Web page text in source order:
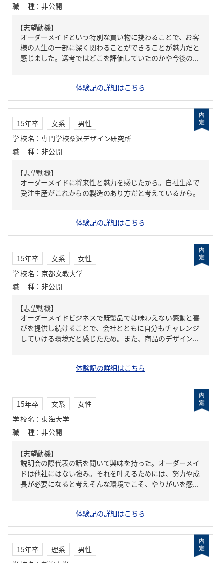
職種 ： 非公開
【志望動機】
オーダーメイドという特別な買い物に携わることで、お客
様の人生の一部に深く関わることができることが魅力だと
感じました。選考ではどこを評価していたのかや今後の...
体験記の詳細はこちら
15年卒 文系
男性
学校名 ： 専門学校桑沢デザイン研究所
職種 ： 非公開
【志望動機】
オーダーメイドに将来性と魅力を感じたから。自社生産で
受注生産がこれからの製造のあり方だと考えているから。
体験記の詳細はこちら
15年卒 文系
女性
学校名 ： 京都文教大学
職種 ： 非公開
【志望動機】
オーダーメイドビジネスで既製品では味わえない感動と喜
びを提供し続けることで、会社とともに自分もチャレンジ
していける環境だと感じたため。また、商品のデザイン...
体験記の詳細はこちら
15年卒 文系
女性
学校名 ： 東海大学
職種 ： 非公開
【志望動機】
説明会の際代表の話を聞いて興味を持った。オーダーメイ
ドは他社にはない強み。それを叶えるためには、努力や成
長が必要になると考えそんな環境でこそ、やりがいを感...
体験記の詳細はこちら
15年卒 理系
男性